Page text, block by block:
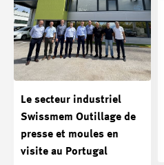
Le secteur industriel
Swissmem Outillage de
presse et moules en
visite au Portugal